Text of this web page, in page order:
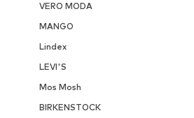
VERO MODA
MANGO
Lindex
LEVI'S
Mos Mosh
BIRKENSTOCK